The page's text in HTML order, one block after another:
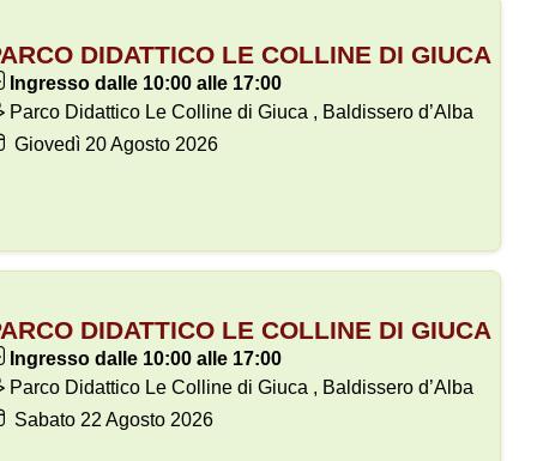
DIDATTICO LE COLLINE DI GIUCA
Ingresso dalle 10:00 alle 17:00
Parco Didattico Le Colline di Giuca , Baldissero d’Alba
Giovedì 20Agosto 2026
DIDATTICO LE COLLINE DI GIUCA
Ingresso dalle 10:00 alle 17:00
Parco Didattico Le Colline di Giuca , Baldissero d’Alba
Sabato 22 Agosto 2026